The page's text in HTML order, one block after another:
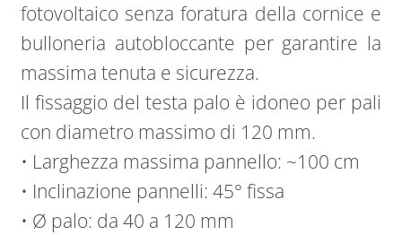
fotovoltaico senza foratura della cornice e
bulloneria autobloccante per garantire la
massima tenuta e sicurezza.
Il fissaggio del testa palo è idoneo per pali
con diametro massimo di 120 mm.
• Larghezza massima pannello: ~100 cm
• Inclinazione pannelli: 45° fissa
• Ø palo: da 40 a 120 mm